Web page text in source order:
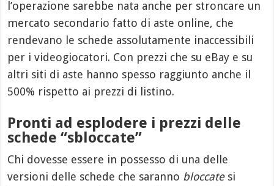
l’operazione sarebbe nata anche per stroncare un
mercato secondario fatto di aste online, che
rendevano le schede assolutamente inaccessibili
per i videogiocatori. Con prezzi che su eBay e su
altri siti di aste hanno spesso raggiunto anche il
500% rispetto ai prezzi di listino.
Pronti ad esplodere i prezzi delle
schede “sbloccate”
Chi dovesse essere in possesso di una delle
versioni delle schede che saranno bloccatesi